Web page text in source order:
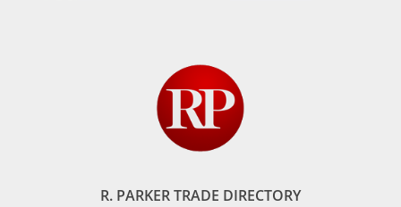
R. PARKER TRADE DIRECTORY